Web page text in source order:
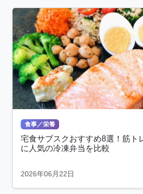
食事／栄養
宅食サブスクおすすめ8選！筋ト
に人気の冷凍弁当を比較
2026年06月22日